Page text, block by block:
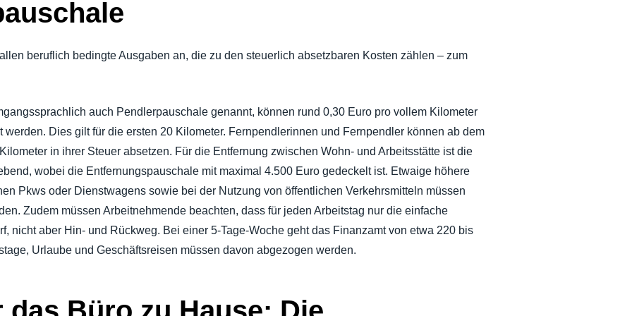
beruflich bedingte Ausgaben an, die zu den steuerlich absetzbaren Kosten zählen – zum
auch Pendlerpauschale genannt, können rund 0,30 Euro pro vollem Kilometer
werden. Dies gilt für die ersten 20 Kilometer. Fernpendlerinnen und Fernpendler können ab dem
in ihrer Steuer absetzen. Für die Entfernung zwischen Wohn- und Arbeitsstätte ist die
wobei die Entfernungspauschale mit maximal 4.500 Euro gedeckelt ist. Etwaige höhere
Pkws oder Dienstwagens sowie bei der Nutzung von öffentlichen Verkehrsmitteln müssen
Zudem müssen Arbeitnehmende beachten, dass für jeden Arbeitstag nur die einfache
nicht aber Hin- und Rückweg. Bei einer 5-Tage-Woche geht das Finanzamt von etwa 220 bis
Urlaube und Geschäftsreisen müssen davon abgezogen werden.